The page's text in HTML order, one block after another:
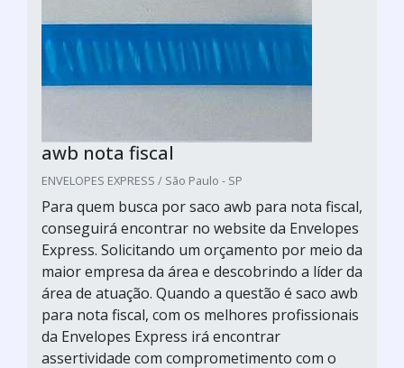
awb nota fiscal
ENVELOPES EXPRESS / São Paulo - SP
Para quem busca por saco awb para nota fiscal,
conseguirá encontrar no website da Envelopes
Express. Solicitando um orçamento por meio da
maior empresa da área e descobrindo a líder da
área de atuação. Quando a questão é saco awb
para nota fiscal, com os melhores profissionais
da Envelopes Express irá encontrar
assertividade com comprometimento com o